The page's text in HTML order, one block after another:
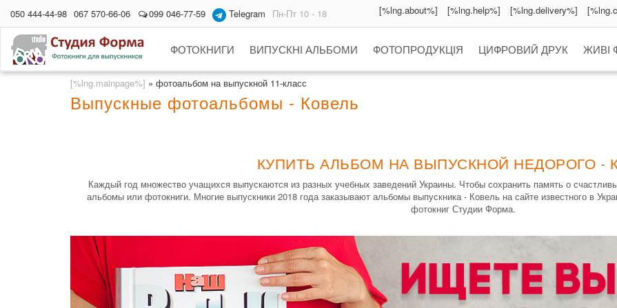
050 444-44-98 067 570-66-06 099 046-77-59 Telegram Пн-Пт 10 - 18 [%lng.about%] [%lng.help%] [%lng.delivery%]
ФОТОКНИГИ ВИПУСКНІ АЛЬБОМИ ФОТОПРОДУКЦІЯ ЦИФРОВИЙ ДРУК ЖИВІ
[%lng.mainpage%] » фотоальбом на выпускной 11-класс
Выпускные фотоальбомы - Ковель
КУПИТЬ АЛЬБОМ НА ВЫПУСКНОЙ НЕДОРОГО -
Каждый год множество учащихся выпускаются из разных учебных заведений Украины. Чтобы сохранить память о
альбомы или фотокниги. Многие выпускники 2018 года заказывают альбомы выпускника - Ковель на сайте известного в
фотокниг Студии Форма.